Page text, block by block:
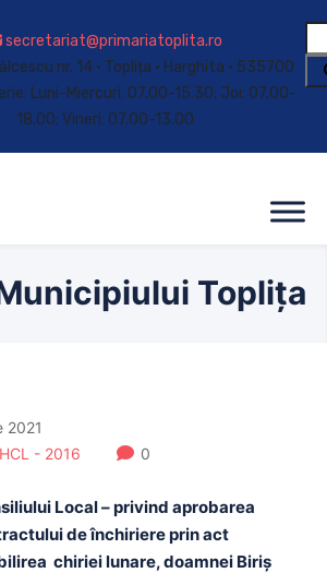
secretariat@primariatoplita.ro
nr. 14 • Toplița • Harghita • 535700
Luni-Miercuri: 07.00-15.30; Joi: 07.00-
18.00; Vineri: 07.00-13.00
Toplița
2021
HCL - 2016 0
Local – privind aprobarea
de închiriere prin act
chiriei lunare, doamnei Biriş